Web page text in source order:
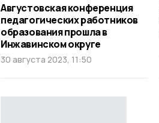
Августовская конференция
педагогических работников
образования прошла в
Инжавинском округе
30 августа 2023, 11:50